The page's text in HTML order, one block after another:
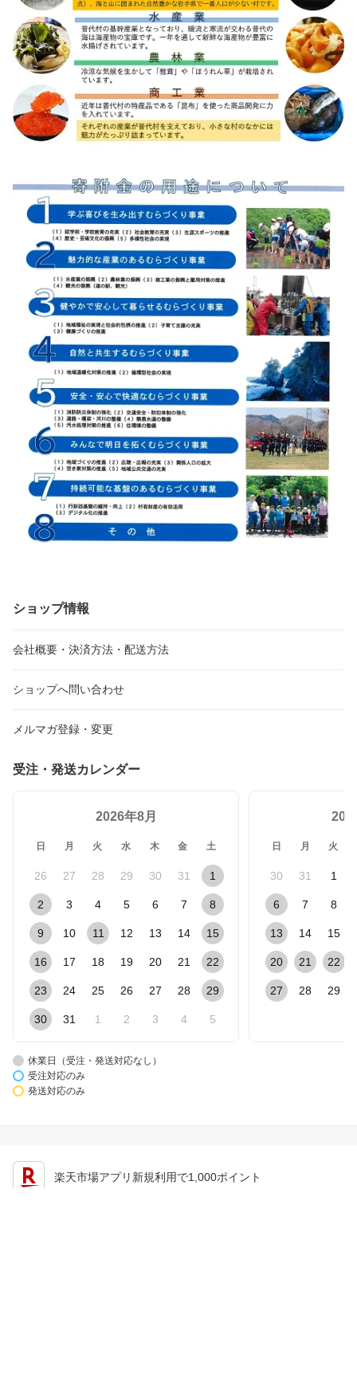
ショップ情報
会社概要・決済方法・配送方法
ショップへ問い合わせ
メルマガ登録・変更
受注・発送カレンダー
2026年8月
日 月 火 水 木 金 土
26 27 28 29 30 31 1
2 3 4 5 6 7 8
9 10 11 12 13 14 15
16 17 18 19 20 21 22
23 24 25 26 27 28 29
30 31 1 2 3 4 5
日 月 火
30 31 1
6 7 8
13 14 15
20 21 22
27 28 29
休業日（受注・発送対応なし）
受注対応のみ
発送対応のみ
楽天市場アプリ新規利用で1,000ポイント